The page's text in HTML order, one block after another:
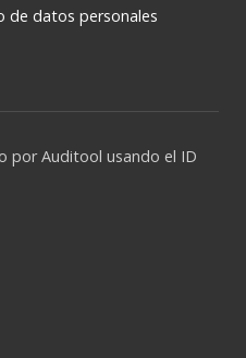
de datos personales
por Auditool usando el ID